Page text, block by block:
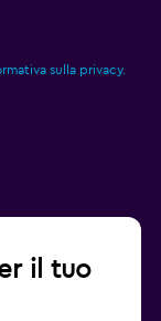
sulla privacy.
il tuo